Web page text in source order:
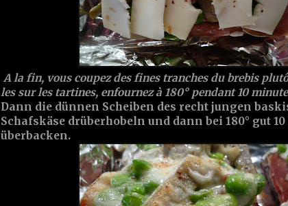
A la fin, vous coupez des fines tranches du brebis
les sur les tartines, enfournez à 180° pendant 10
Dann die dünnen Scheiben des recht jungen
Schafskäse drüberhobeln und dann bei 180° gut
überbacken.